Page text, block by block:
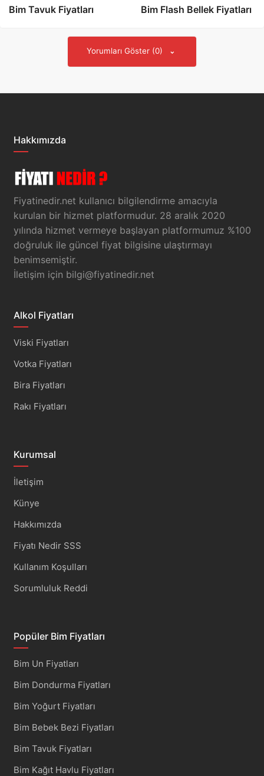
Bim Tavuk Fiyatları Bim Flash Bellek Fiyatları
Yorumları Göster (0)
Hakkımızda
Fiyatinedir.net kullanıcı bilgilendirme amacıyla
kurulan bir hizmet platformudur. 28 aralık 2020
yılında hizmet vermeye başlayan platformumuz %100
doğruluk ile güncel fiyat bilgisine ulaştırmayı
benimsemiştir.
İletişim için bilgi@fiyatinedir.net
Alkol Fiyatları
Viski Fiyatları
Votka Fiyatları
Bira Fiyatları
Rakı Fiyatları
Kurumsal
İletişim
Künye
Hakkımızda
Fiyatı Nedir SSS
Kullanım Koşulları
Sorumluluk Reddi
Popüler Bim Fiyatları
Bim Un Fiyatları
Bim Dondurma Fiyatları
Bim Yoğurt Fiyatları
Bim Bebek Bezi Fiyatları
Bim Tavuk Fiyatları
Bim Kağıt Havlu Fiyatları